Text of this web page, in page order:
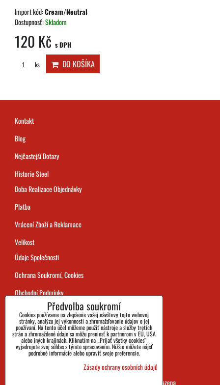
Import kód:Cream/Neutral
Dostupnosť:Skladom
120 Kč s DPH
ks DO KOŠÍKA
Kontakt
Blog
Nejčastejší Dotazy
Historie Steel
Doba Realizace Objednávky
Platba
Vrácení Zboží a Reklamace
Velikost
Údaje Společnosti
Ochrana Soukromí, Cookies
Obchodní Podmínky
Sledování Zásilek
SHOES&BOOTS s.r.o. 2026 všechna práva vyhrazena
Předvolba soukromí
Cookies používame na zlepšenie vašej návštevy tejto webovej
stránky, analýzu jej výkonnosti a zhromažďovanie údajov o jej
používaní. Na tento účel môžeme použiť nástroje a služby tretích
strán a zhromaždené údaje sa môžu preniesť k partnerom v EÚ, USA
alebo iných krajinách. Kliknutím na „Prijať všetky cookies“
vyjadrujete svoj súhlas s týmto spracovaním. Nižšie môžete nájsť
podrobné informácie alebo upraviť svoje preferencie.
Zásady ochrany osobních údajů